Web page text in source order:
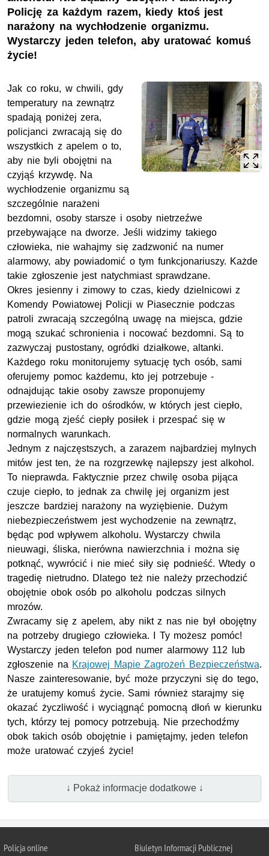
Policję za każdym razem, kiedy ktoś jest
narażony na wychłodzenie organizmu.
Wystarczy jeden telefon, aby uratować komuś
życie!
Jak co roku, w chwili, gdy
temperatury na zewnątrz
spadają poniżej zera,
policjanci zwracają się do
wszystkich z apelem o to,
aby nie byli obojętni na
czyjąś krzywdę. Na
wychłodzenie organizmu są
szczególnie narażeni
bezdomni, osoby starsze i osoby nietrzeźwe
przebywające na dworze. Jeśli widzimy takiego
człowieka, nie wahajmy się zadzwonić na numer
alarmowy, aby powiadomić o tym funkcjonariuszy. Każde
takie zgłoszenie jest natychmiast sprawdzane.
Okres jesienny i zimowy to czas, kiedy dzielnicowi z
Komendy Powiatowej Policji w Piasecznie podczas
patroli zwracają szczególną uwagę na miejsca, gdzie
mogą szukać schronienia i nocować bezdomni. Są to
zazwyczaj pustostany, ogródki działkowe, altanki.
Każdego roku monitorujemy sytuację tych osób, sami
oferujemy pomoc każdemu, kto jej potrzebuje -
odnajdując takie osoby zawsze proponujemy
przewiezienie ich do ośrodków, w których jest ciepło,
gdzie mogą zjeść ciepły posiłek i przespać się w
normalnych warunkach.
Jednym z najczęstszych, a zarazem najbardziej mylnych
mitów jest ten, że na rozgrzewkę najlepszy jest alkohol.
To nieprawda. Faktycznie przez chwilę osoba pijąca
czuje ciepło, to jednak za chwilę jej organizm jest
jeszcze bardziej narażony na wyziębienie. Dużym
niebezpieczeństwem jest wychodzenie na zewnątrz,
będąc pod wpływem alkoholu. Wystarczy chwila
nieuwagi, śliska, nierówna nawierzchnia i można się
potknąć, wywrócić i nie mieć siły się podnieść. Wtedy o
tragedię nietrudno. Dlatego też nie należy przechodzić
obojętnie obok osób po alkoholu podczas silnych
mrozów.
Zwracamy się z apelem, aby nikt z nas nie był obojętny
na potrzeby drugiego człowieka. I Ty możesz pomóc!
Wystarczy jeden telefon pod numer alarmowy 112 lub
zgłoszenie na Krajowej Mapie Zagrożeń Bezpieczeństwa.
Nasze zainteresowanie, być może przyczyni się do tego,
że uratujemy komuś życie. Sami również starajmy się
okazać życzliwość i wyciągnąć pomocną dłoń w kierunku
tych, którzy tej pomocy potrzebują. Nie przechodźmy
obok takich osób obojętnie i pamiętajmy, jeden telefon
może uratować czyjeś życie!
↓ Pokaż informacje dodatkowe ↓
Policja online Biuletyn Informacji Publicznej